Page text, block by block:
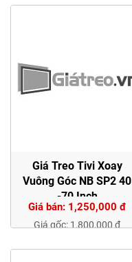
Giá Treo Tivi Xoay
Vuông Góc NB SP2 40
-70 Inch
Giá bán: 1,250,000 đ
Giá gốc: 1,800,000 đ